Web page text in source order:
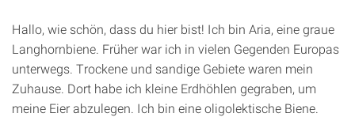
Hallo, wie schön, dass du hier bist! Ich bin Aria, eine graue
Langhornbiene. Früher war ich in vielen Gegenden Europas
unterwegs. Trockene und sandige Gebiete waren mein
Zuhause. Dort habe ich kleine Erdhöhlen gegraben, um
meine Eier abzulegen. Ich bin eine oligolektische Biene.